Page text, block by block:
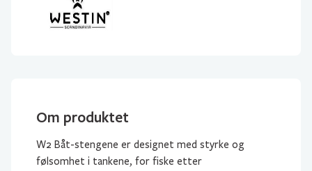
Om produktet
W2 Båt-stengene er designet med styrke og
følsomhet i tankene, for fiske etter